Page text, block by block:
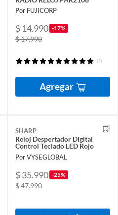
Por FUJICORP
$ 14.990 -17%
$ 17.990
(1)
Agregar
SHARP
Reloj Despertador Digital
Control Teclado LED Rojo
Por VYSEGLOBAL
$ 35.990 -25%
$ 47.990